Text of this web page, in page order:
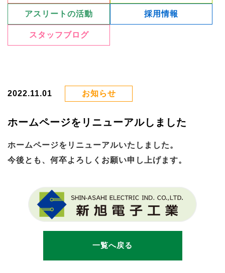
アスリートの活動 採用情報
スタッフブログ
2022.11.01 お知らせ
ホームページをリニューアルしました
ホームページをリニューアルいたしました。
今後とも、何卒よろしくお願い申し上げます。
一覧へ戻る